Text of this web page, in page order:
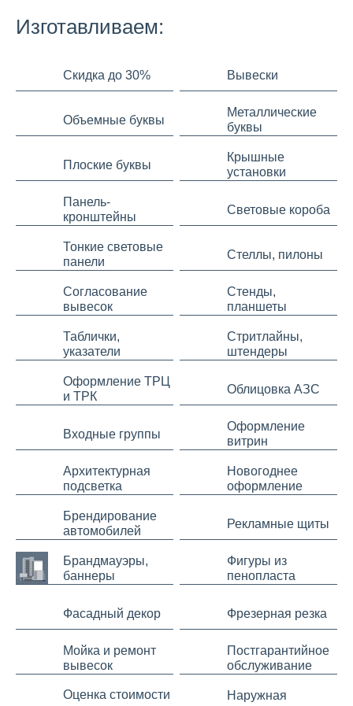
Изготавливаем:
Скидка до 30% Вывески
Объемные буквы
Металлические
буквы
Плоские буквы
Крышные
установки
Панель-
кронштейны
Световые короба
Тонкие световые
панели
Стеллы, пилоны
Согласование
вывесок
Стенды,
планшеты
Таблички,
указатели
Стритлайны,
штендеры
Оформление ТРЦ
и ТРК
Облицовка АЗС
Входные группы
Оформление
витрин
Архитектурная
подсветка
Новогоднее
оформление
Брендирование
автомобилей
Рекламные щиты
Брандмауэры,
баннеры
Фигуры из
пенопласта
Фасадный декор Фрезерная резка
Мойка и ремонт
вывесок
Постгарантийное
обслуживание
Оценка стоимости
Наружная